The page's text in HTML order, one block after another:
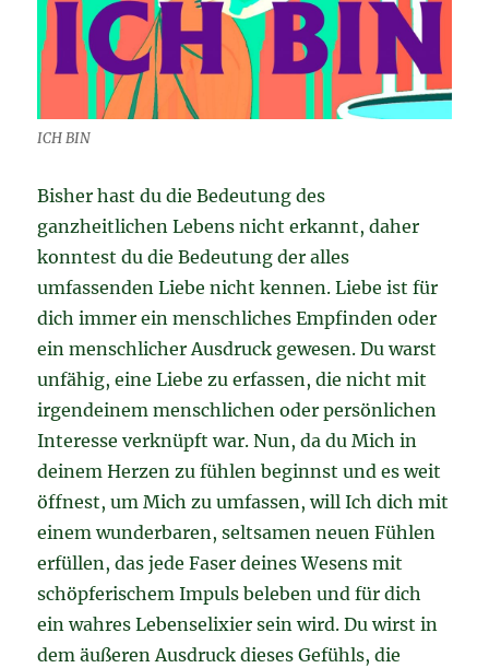
ICH BIN
Bisher hast du die Bedeutung des
ganzheitlichen Lebens nicht erkannt, daher
konntest du die Bedeutung der alles
umfassenden Liebe nicht kennen. Liebe ist für
dich immer ein menschliches Empfinden oder
ein menschlicher Ausdruck gewesen. Du warst
unfähig, eine Liebe zu erfassen, die nicht mit
irgendeinem menschlichen oder persönlichen
Interesse verknüpft war. Nun, da du Mich in
deinem Herzen zu fühlen beginnst und es weit
öffnest, um Mich zu umfassen, will Ich dich mit
einem wunderbaren, seltsamen neuen Fühlen
erfüllen, das jede Faser deines Wesens mit
schöpferischem Impuls beleben und für dich
ein wahres Lebenselixier sein wird. Du wirst in
dem äußeren Ausdruck dieses Gefühls, die